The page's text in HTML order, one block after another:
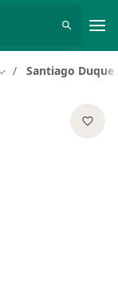
de ciudad
Santiago Duque